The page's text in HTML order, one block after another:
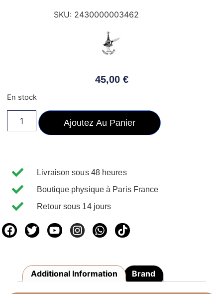
SKU: 2430000003462
45,00 €
En stock
Ajoutez Au Panier
Livraison sous 48 heures
Boutique physique à Paris France
Retour sous 14 jours
Additional Information Brand